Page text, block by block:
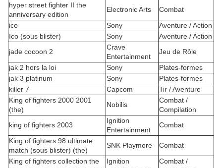
hyper street fighter II the
anniversary edition
Electronic Arts
Combat
ico
Sony
Aventure / Action
Ico (sous blister)
Sony
Aventure / Action
jade cocoon 2
Crave
Entertainment
Jeu de Rôle
jak 2 hors la loi
Sony
Plates-formes
jak 3 platinum
Sony
Plates-formes
killer 7
Capcom
Tir / Aventure
King of fighters 2000 2001
(the)
Nobilis
Combat /
Compilation
king of fighters 2003
Ignition
Entertainment
Combat
King of fighters 98 ultimate
match (sous blister) (the)
SNK Playmore
Combat
King of fighters collection the
Ignition
Combat /